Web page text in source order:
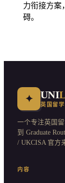
力衔接方案
碍。
✦ UNI
英国留
一个专注英国
到 Graduate
/ UKCISA 官方
内容